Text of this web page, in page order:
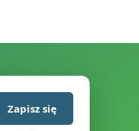
Zapisz się